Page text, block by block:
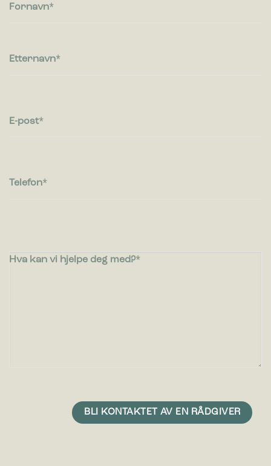
rapportere informasjon anonymt.
Markedsførings-cookies brukes til å spore besøkende på
Fornavn
Etternavn
E-post
Telefon
Hva kan vi hjelpe deg med?